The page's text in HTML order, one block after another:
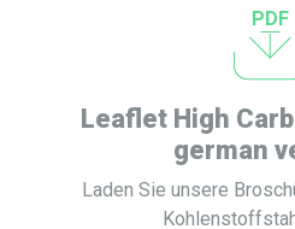
PDF
Leaflet High
german
Laden Sie unsere